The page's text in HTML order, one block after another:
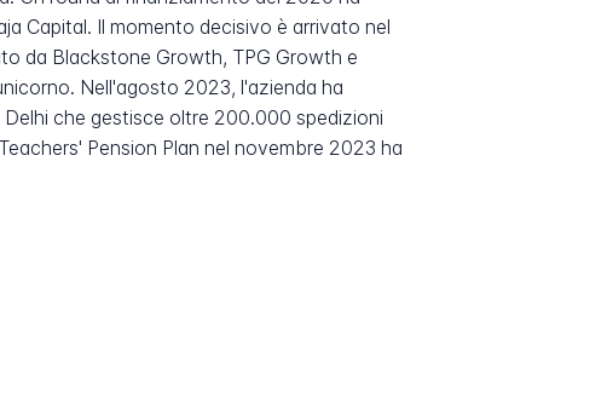
Capital. Il momento decisivo è arrivato nel
da Blackstone Growth, TPG Growth e
Nell'agosto 2023, l'azienda ha
che gestisce oltre 200.000 spedizioni
Pension Plan nel novembre 2023 ha